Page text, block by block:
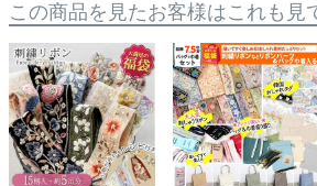
この商品を見たお客様はこれも見